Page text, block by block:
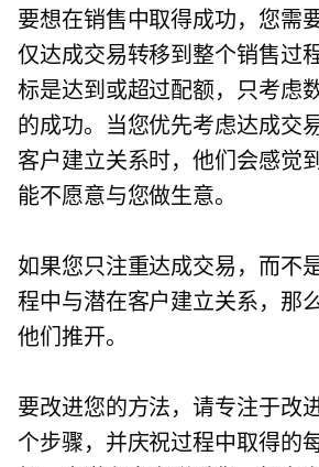
要想在销售中取得成功，您需
仅达成交易转移到整个销售过
标是达到或超过配额，只考虑
的成功。当您优先考虑达成交
客户建立关系时，他们会感觉
能不愿意与您做生意。
如果您只注重达成交易，而不
程中与潜在客户建立关系，那
他们推开。
要改进您的方法，请专注于改
个步骤，并庆祝过程中取得的